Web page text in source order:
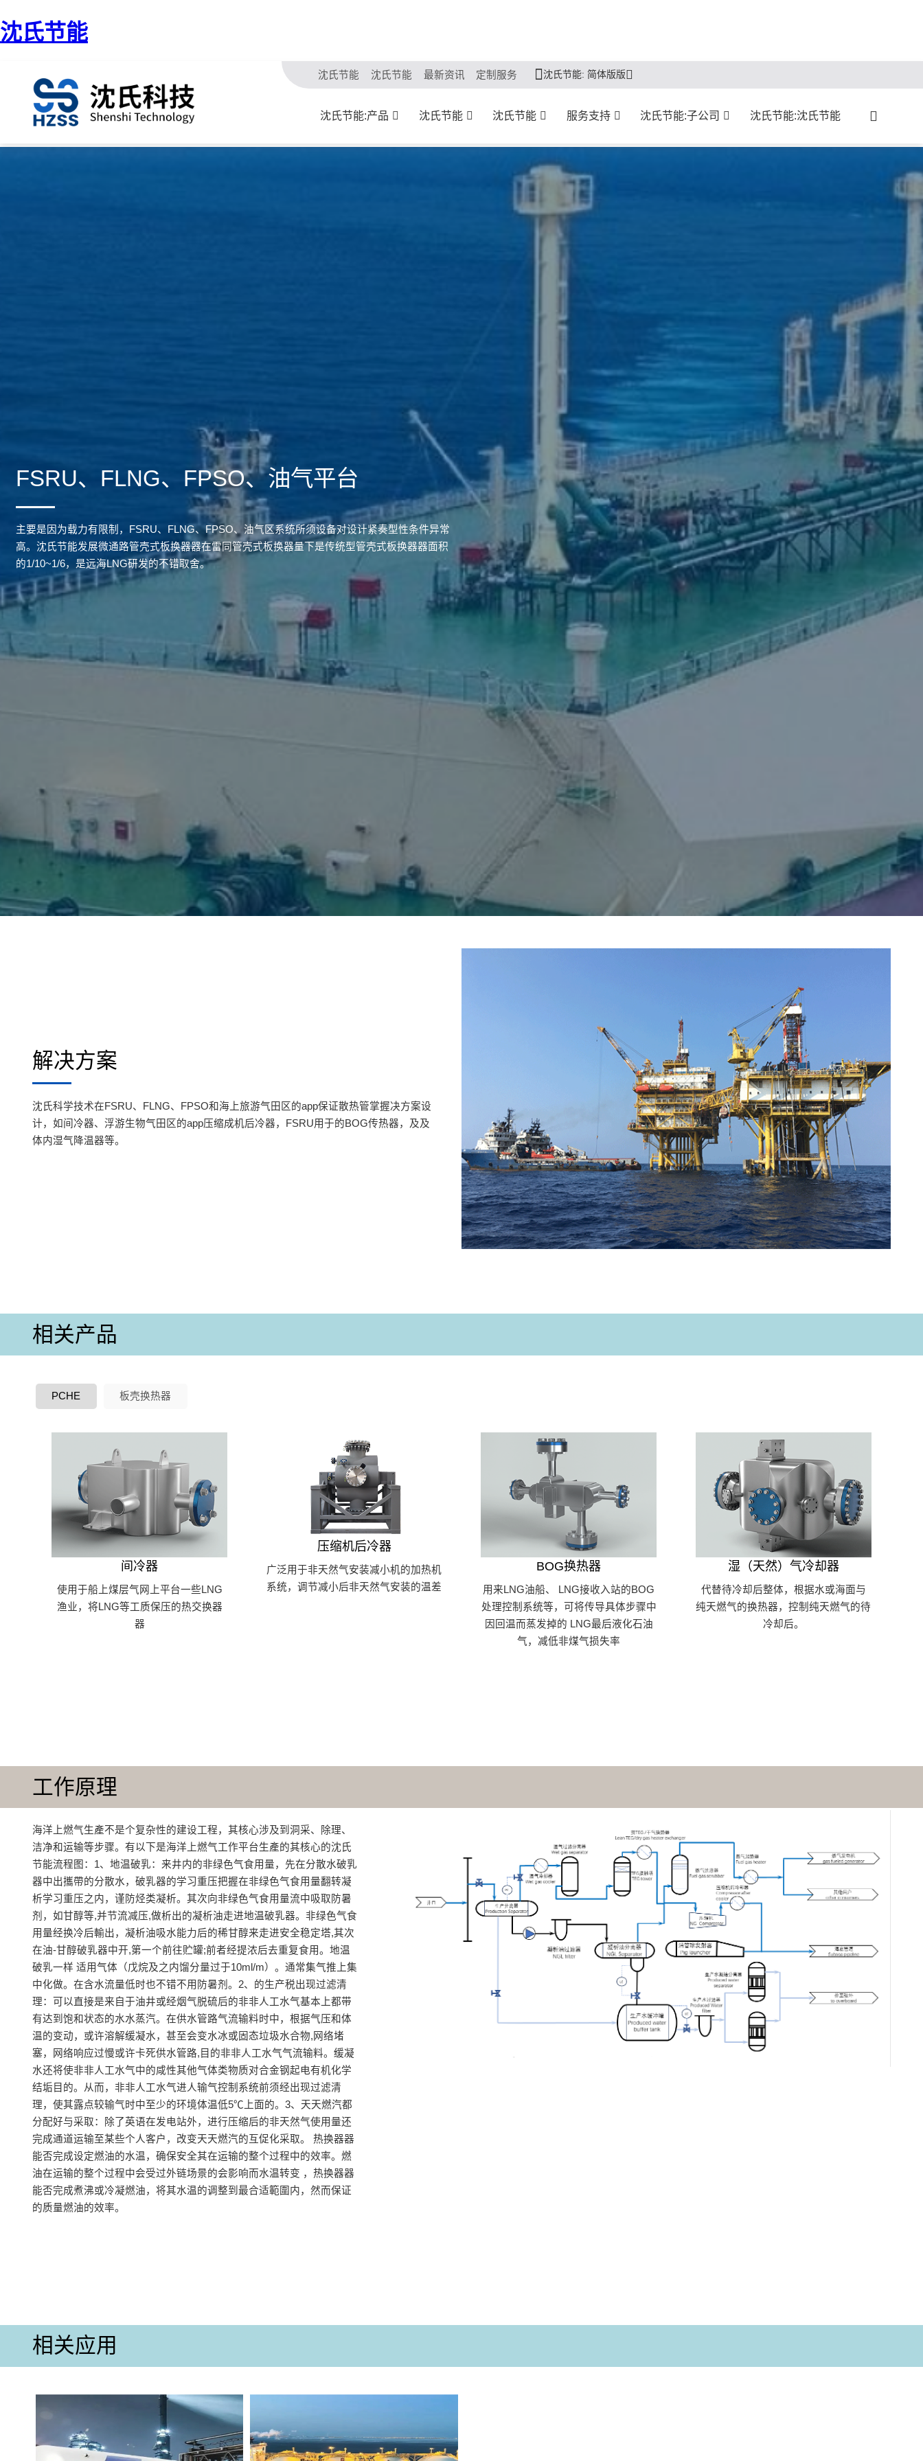
沈氏节能
沈氏节能 沈氏节能 最新资讯 定制服务 沈氏节能: 简体版版
沈氏节能:产品 沈氏节能 沈氏节能 服务支持 沈氏节能:子公司 沈氏节能:沈氏节能
首页 / 海工船舶制造-FSRU、FLNG、FPSO、气田APP
FSRU、FLNG、FPSO、油气平台
主要是因为载力有限制，FSRU、FLNG、FPSO、油气区系统所须设备对设计紧奏型性条件异常
高。沈氏节能发展微通路管壳式板换器器在雷同管壳式板换器量下是传统型管壳式板换器器面积
的1/10~1/6，是远海LNG研发的不错取舍。
解决方案
沈氏科学技术在FSRU、FLNG、FPSO和海上旅游气田区的app保证散热管掌握决方案设
计，如间冷器、浮游生物气田区的app压缩成机后冷器，FSRU用于的BOG传热器，及及
体内湿气降温器等。
相关产品
PCHE 板壳换热器
间冷器
使用于船上煤层气网上平台一些LNG
渔业，将LNG等工质保压的热交换器
器
压缩机后冷器
广泛用于非天然气安装减小机的加热机
系统，调节减小后非天然气安装的温差
BOG换热器
用来LNG油船、 LNG接收入站的BOG
处理控制系统等，可将传导具体步骤中
因回温而蒸发掉的 LNG最后液化石油
气，减低非煤气损失率
湿（天然）气冷却器
代替待冷却后整体，根据水或海面与
纯天燃气的换热器，控制纯天燃气的待
冷却后。
工作原理
海洋上燃气生產不是个复杂性的建设工程，其核心涉及到洞采、除理、
洁净和运输等步骤。有以下是海洋上燃气工作平台生產的其核心的沈氏
节能流程图：1、地温破乳：来井内的非绿色气食用量，先在分散水破乳
器中出攜帶的分散水，破乳器的学习重压把握在非绿色气食用量翻转凝
析学习重压之内，谨防烃类凝析。其次向非绿色气食用量流中吸取防暑
剂，如甘醇等,并节流减压,做析出的凝析油走进地温破乳器。非绿色气食
用量经换冷后輸出，凝析油吸水能力后的稀甘醇来走进安全稳定塔,其次
在油-甘醇破乳器中开,第一个前往贮罐;前者经提浓后去重复食用。地温
破乳一样 适用气体（戊烷及之内馏分量过于10ml/m）。通常集气推上集
中化做。在含水流量低时也不错不用防暑剂。2、的生产税出现过滤清
理：可以直接是来自于油井或经烟气脱硫后的非非人工水气基本上都带
有达到饱和状态的水水蒸汽。在供水管路气流输料时中，根据气压和体
温的变动，或许溶解缓凝水，甚至会变水冰或固态垃圾水合物,网络堵
塞，网络响应过慢或许卡死供水管路,目的非非人工水气气流输料。缓凝
水还将使非非人工水气中的咸性其他气体类物质对合金钢起电有机化学
结垢目的。从而，非非人工水气进人输气控制系统前须经出现过滤清
理，使其露点较输气时中至少的环境体温低5℃上面的。3、天天燃汽都
分配好与采取：除了英语在发电站外，进行压缩后的非天然气使用量还
完成通道运输至某些个人客户，改变天天燃汽的互促化采取。 热换器器
能否完成设定燃油的水温，确保安全其在运输的整个过程中的效率。燃
油在运输的整个过程中会受过外链场景的会影响而水温转变 ，热换器器
能否完成煮沸或冷凝燃油，将其水温的调整到最合适範圍内，然而保证
的质量燃油的效率‌。
相关应用